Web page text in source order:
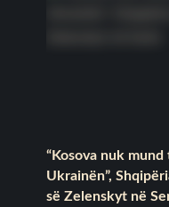
“Kosova nuk
Ukrainën”,
së Zelenskyt në